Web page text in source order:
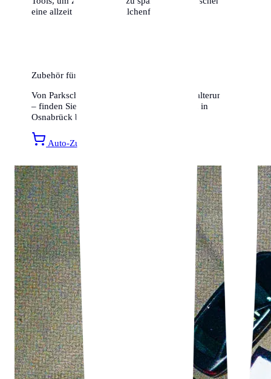
eine allzeit gute und knöllchenfreie Fahrt!
Zubehör für Ihr Auto
Von Parkscheiben bis hin zu Smartphone-Halterungen
– finden Sie alles für ein entspanntes Fahren in
Osnabrück bei Amazon.
Auto-Zubehör entdecken »